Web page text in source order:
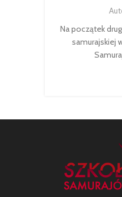
Na początek
samurajskiej